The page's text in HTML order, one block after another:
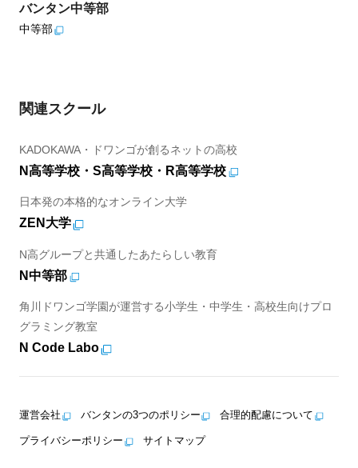
バンタン中等部
中等部
関連スクール
KADOKAWA・ドワンゴが創るネットの高校
N高等学校・S高等学校・R高等学校
日本発の本格的なオンライン大学
ZEN大学
N高グループと共通したあたらしい教育
N中等部
角川ドワンゴ学園が運営する小学生・中学生・高校生向けプロ
グラミング教室
N Code Labo
運営会社 バンタンの3つのポリシー 合理的配慮について
プライバシーポリシー サイトマップ